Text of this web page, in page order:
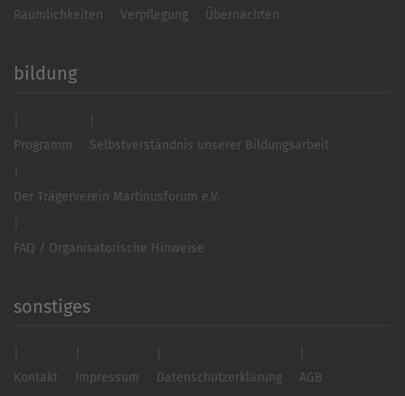
Räumlichkeiten Verpflegung Übernachten
bildung
Programm Selbstverständnis unserer Bildungsarbeit
Der Trägerverein Martinusforum e.V.
FAQ / Organisatorische Hinweise
sonstiges
Kontakt Impressum Datenschutzerklärung AGB